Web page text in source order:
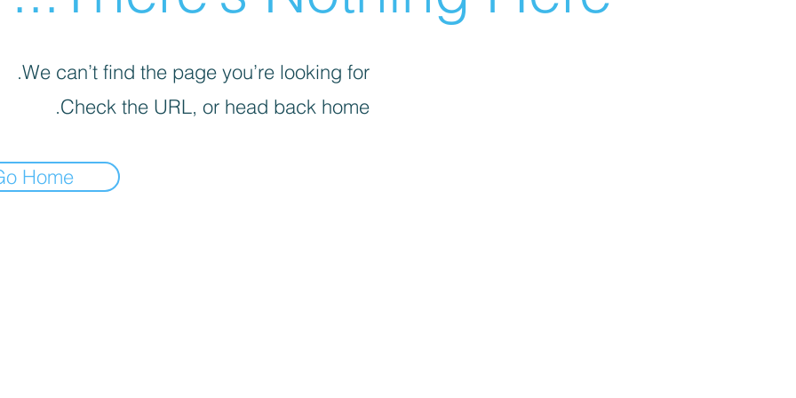
We can’t find the page you’re looking for.
Check the URL, or head back home.
Home